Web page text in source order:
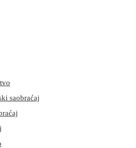
saobraćaj